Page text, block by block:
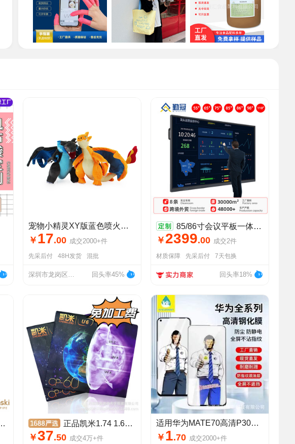
宠物小精灵XY版蓝色喷火龙毛绒玩具神奇宝贝口袋妖怪公仔玩具现货
￥ 17.00 成交2000+件
先采后付 48H发货 混批
深圳市龙岗区福景瑞玩具加工厂 回头率45%
85/86寸会议平板一体机电子白板会议机触屏幼教一体机多媒体教学
￥ 2399.00 成交2件
材质保障 先采后付 7天包换
回头率18%
正品凯米1.74 1.67 1.6镜片HMC U2 U6防蓝光发水膜树脂镜片非球面
￥37.50 成交4万+件
适用华为MATE70高清P30钢化膜手机保护膜猩猩大弧手机膜P50钢化膜
￥ 1.70 成交2000+件